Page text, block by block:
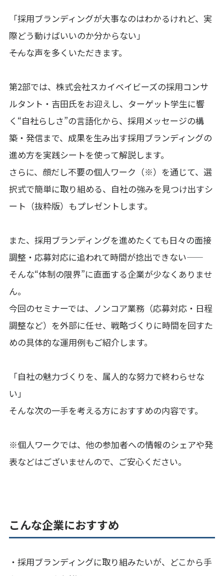
「採用ブランディングが大事なのはわかるけれど、実
際どう動けばいいのか分からない」
――そんな声を多くいただきます。
第2部では、株式会社スカイベイビーズの採用コンサ
ルタント・吉田氏をお迎えし、ターゲット学生に響
く“自社らしさ”の言語化から、採用メッセージの構
築・発信まで、成果を生み出す採用ブランディングの
進め方を実践シートを使って解説します。
さらに、顔だし不要の個人ワーク（※）を通じて、選
択式で簡単に取り組める、自社の強みを見つけ出すシ
ート（抜粋版）もプレゼントします。
また、採用ブランディングを進めたくても日々の面接
調整・応募対応に追われて時間が捻出できない——
そんな“体制の限界”に直面する企業が少なくありませ
ん。
今回のセミナーでは、ノンコア業務（応募対応・日程
調整など）を外部に任せ、戦略づくりに時間を回すた
めの具体的な運用例もご紹介します。
「自社の魅力づくりを、属人的な努力で終わらせな
い」
そんな次の一手を考える方におすすめの内容です。
※個人ワークでは、他の参加者への情報のシェアや発
表などはございませんので、ご安心ください。
こんな企業におすすめ
・採用ブランディングに取り組みたいが、どこから手